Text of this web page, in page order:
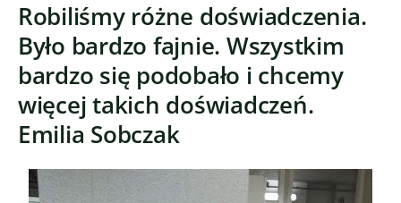
Robiliśmy różne doświadczenia.
Było bardzo fajnie. Wszystkim
bardzo się podobało i chcemy
więcej takich doświadczeń.
Emilia Sobczak